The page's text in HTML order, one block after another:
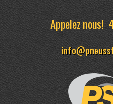
Appelez nous!